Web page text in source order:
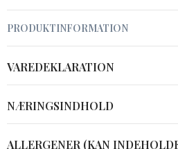
PRODUKTINFORMATION
VAREDEKLARATION
NÆRINGSINDHOLD
ALLERGENER (KAN